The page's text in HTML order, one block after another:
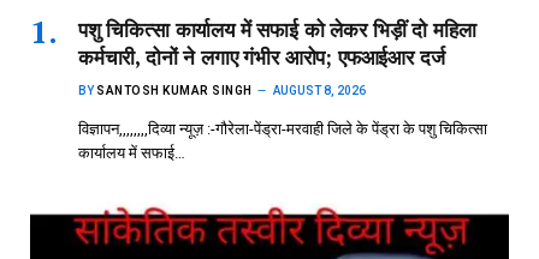
पशु चिकित्सा कार्यालय में सफाई को लेकर भिड़ीं दो महिला
कर्मचारी, दोनों ने लगाए गंभीर आरोप; एफआईआर दर्ज
BY SANTOSH KUMAR SINGH AUGUST 8, 2026
विज्ञापन,,,,,,,,दिव्या न्यूज़ :-गौरेला-पेंड्रा-मरवाही जिले के पेंड्रा के पशु चिकित्सा
कार्यालय में सफाई…